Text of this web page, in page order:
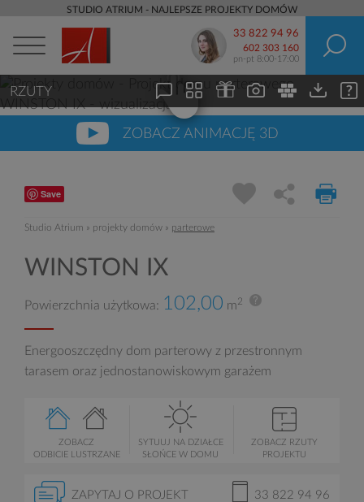
STUDIO ATRIUM - NAJLEPSZE PROJEKTY DOMÓW
33 822 94 96
602 303 160
pn-pt 8:00-17:00
ZOBACZ ANIMACJĘ 3D
Save
Studio Atrium » projekty domów » parterowe
WINSTON IX
Powierzchnia użytkowa: 102,00 m2
Energooszczędny dom parterowy z przestronnym
tarasem oraz jednostanowiskowym garażem
ZOBACZ
ODBICIE LUSTRZANE
SYTUUJ NA DZIAŁCE
SŁOŃCE W DOMU
ZOBACZ RZUTY
PROJEKTU
ZAPYTAJ O PROJEKT 33 822 94 96
RZUTY